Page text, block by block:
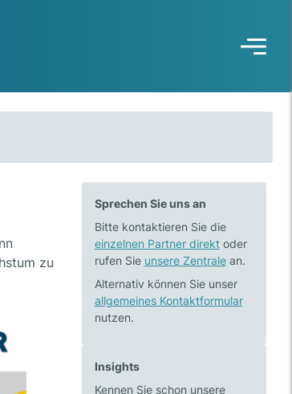
zu
Sprechen Sie uns an
Bitte kontaktieren Sie die
einzelnen Partner direktoder
rufen Sie unsere Zentralean.
Alternativ können Sie unser
allgemeines Kontaktformular
nutzen.
Insights
Kennen Sie schon unsere